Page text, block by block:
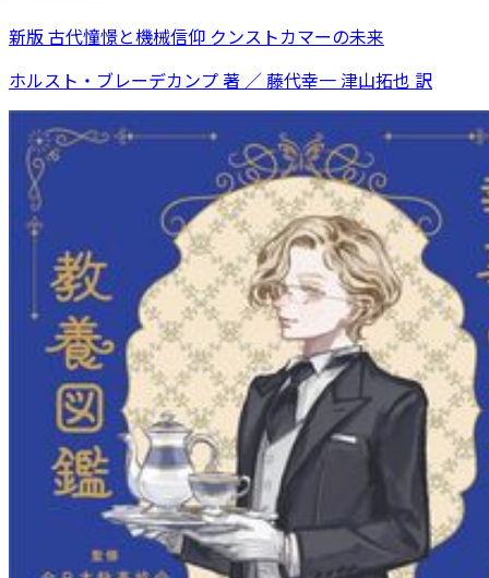
新版 古代憧憬と機械信仰 クンストカマーの未来
ホルスト・ブレーデカンプ 著 ／ 藤代幸一 津山拓也 訳